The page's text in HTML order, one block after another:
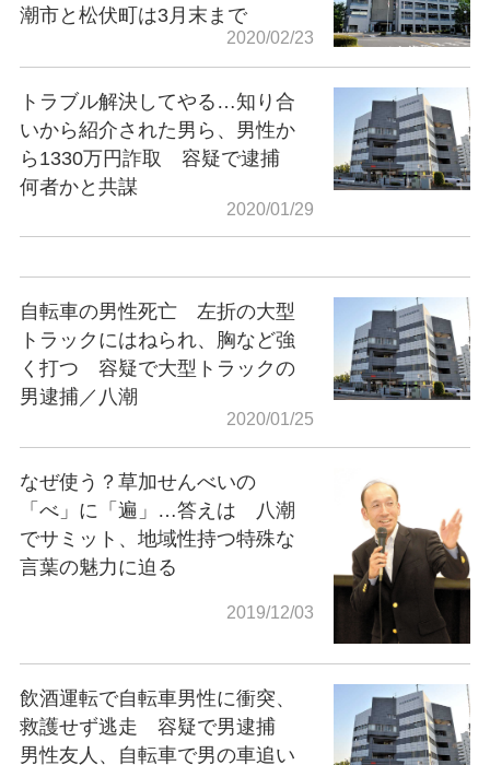
潮市と松伏町は3月末まで
2020/02/23
トラブル解決してやる…知り合
いから紹介された男ら、男性か
ら1330万円詐取 容疑で逮捕
何者かと共謀
2020/01/29
自転車の男性死亡 左折の大型
トラックにはねられ、胸など強
く打つ 容疑で大型トラックの
男逮捕／八潮
2020/01/25
なぜ使う？草加せんべいの
「べ」に「遍」…答えは 八潮
でサミット、地域性持つ特殊な
言葉の魅力に迫る
2019/12/03
飲酒運転で自転車男性に衝突、
救護せず逃走 容疑で男逮捕
男性友人、自転車で男の車追い